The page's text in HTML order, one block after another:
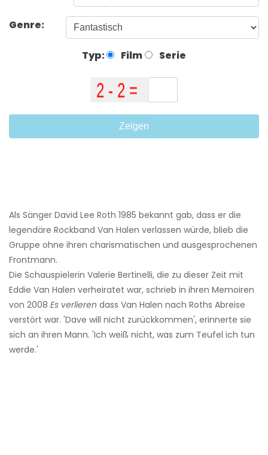
Genre:
Typ: Film Serie
Zeigen
Als Sänger David Lee Roth 1985 bekannt gab, dass er die
legendäre Rockband Van Halen verlassen würde, blieb die
Gruppe ohne ihren charismatischen und ausgesprochenen
Frontmann.
Die Schauspielerin Valerie Bertinelli, die zu dieser Zeit mit
Eddie Van Halen verheiratet war, schrieb in ihren Memoiren
von 2008 Es verlieren dass Van Halen nach Roths Abreise
verstört war. 'Dave will nicht zurückkommen', erinnerte sie
sich an ihren Mann. 'Ich weiß nicht, was zum Teufel ich tun
werde.'